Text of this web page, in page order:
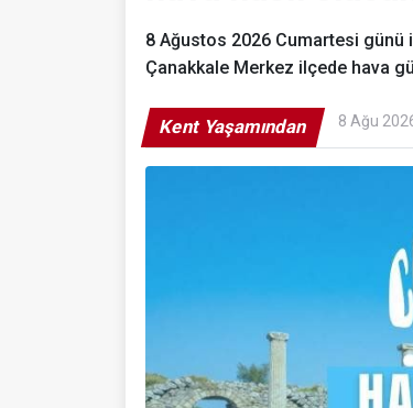
8 Ağustos 2026 Cumartesi günü
Çanakkale Merkez ilçede hava
Kent Yaşamından 8 Ağu